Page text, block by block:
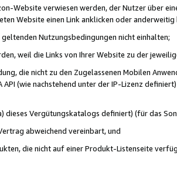
Website verwiesen werden, der Nutzer über
Website einen Link anklicken oder anderweitig
Nutzungsbedingungen nicht einhalten;
weil die Links von Ihrer Website zu der
die nicht zu den Zugelassenen Mobilen
API (wie nachstehend unter der IP-Lizenz
dieses Vergütungskatalogs definiert) (für das
abweichend vereinbart, und
die nicht auf einer Produkt-Listenseite